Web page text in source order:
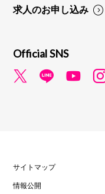
求人のお申し込み
Official SNS
サイトマップ
情報公開